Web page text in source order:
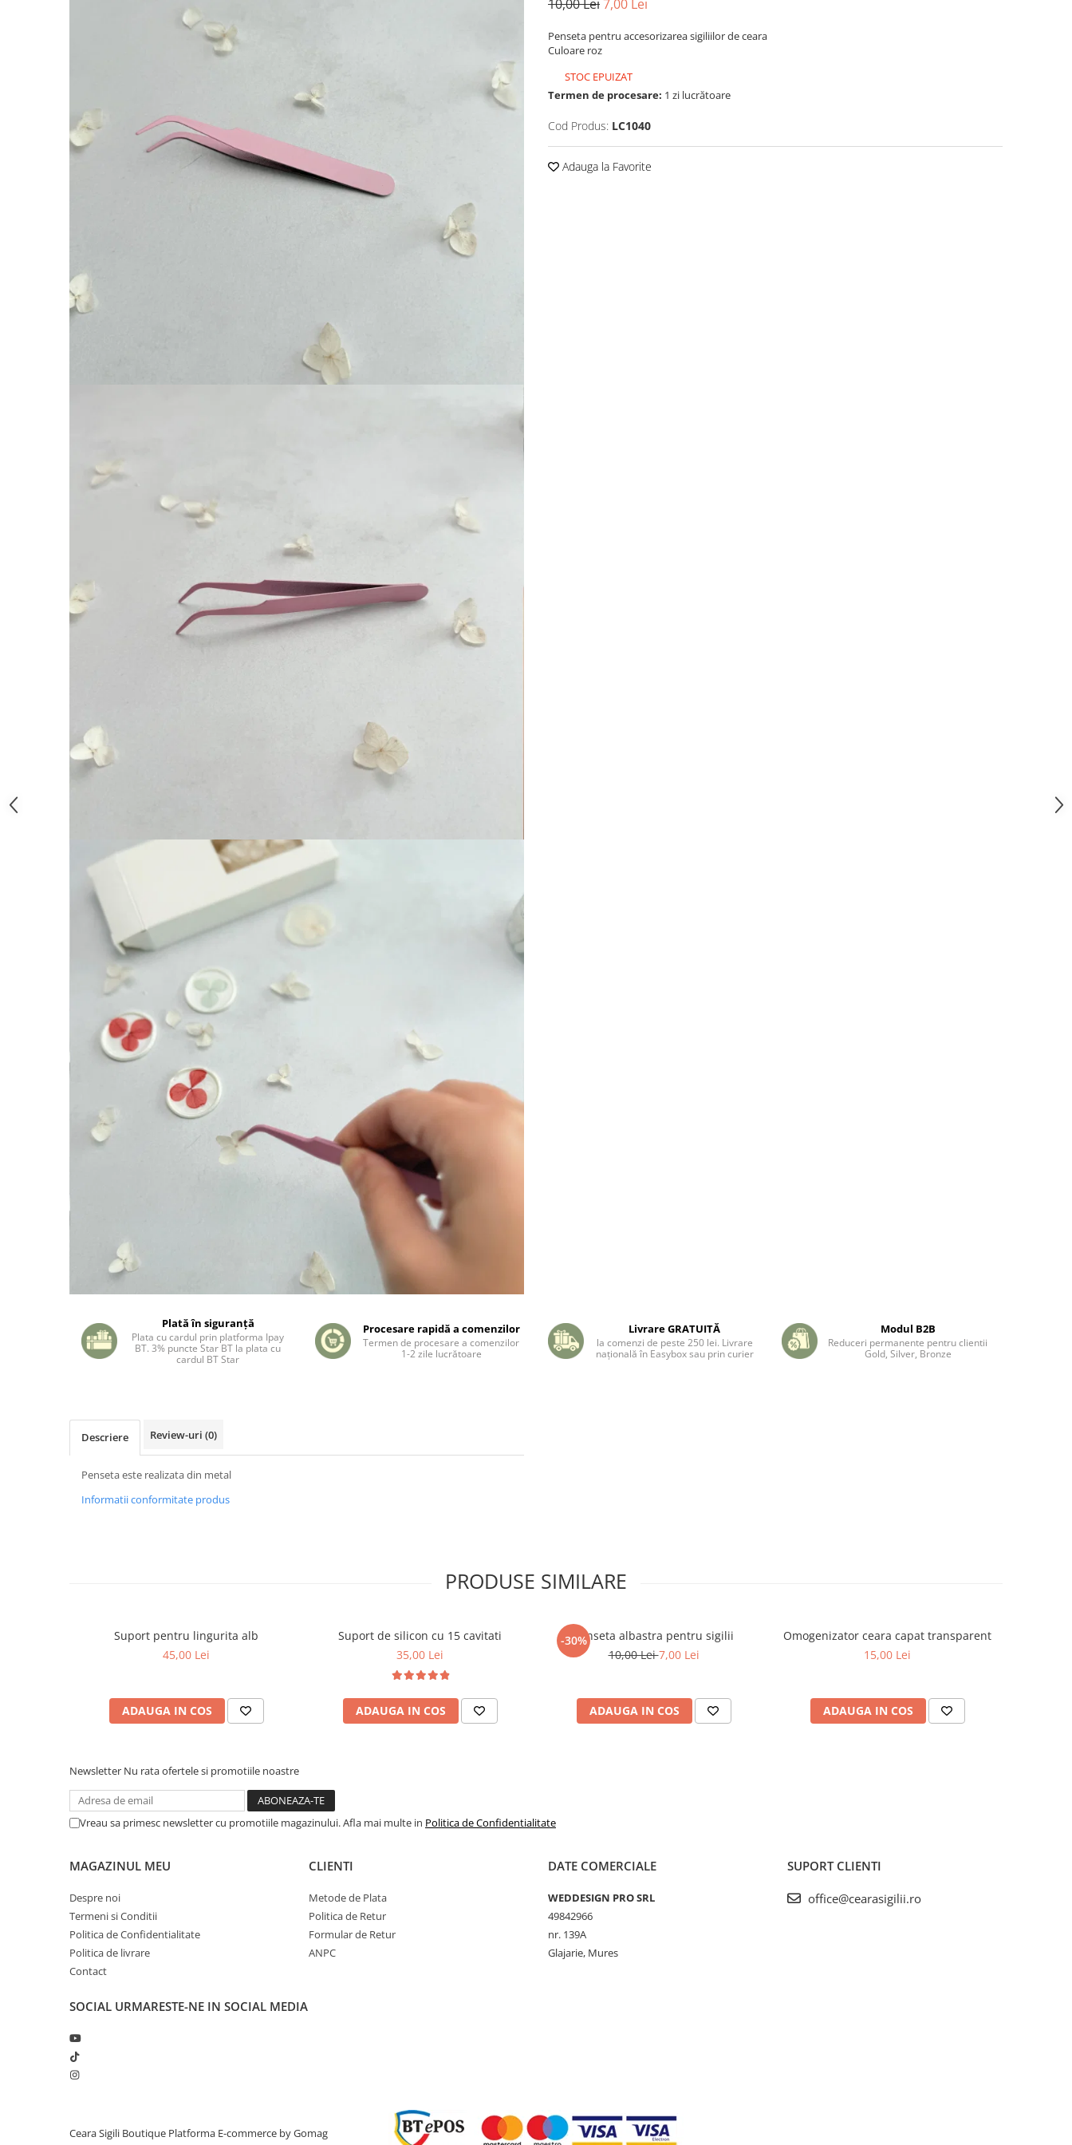
10,00 Lei7,00 Lei
Penseta pentru accesorizarea sigiliilor de ceara
Culoare roz
STOC EPUIZAT
Termen de procesare: 1 zi lucrătoare
Cod Produs: LC1040
Adauga la Favorite
Plată în siguranță
Plata cu cardul prin platforma Ipay
BT. 3% puncte Star BT la plata cu
cardul BT Star
Procesare rapidă a comenzilor
Termen de procesare a comenzilor
1-2 zile lucrătoare
Livrare GRATUITĂ
la comenzi de peste 250 lei. Livrare
națională în Easybox sau prin curier
Modul B2B
Reduceri permanente pentru clientii
Gold, Silver, Bronze
Descriere Review-uri (0)
Penseta este realizata din metal
Informatii conformitate produs
PRODUSE SIMILARE
Suport pentru lingurita alb
45,00 Lei
ADAUGA IN COS
Suport de silicon cu 15 cavitati
35,00 Lei
ADAUGA IN COS
-30%Penseta albastra pentru sigilii
10,00 Lei7,00 Lei
ADAUGA IN COS
Omogenizator ceara capat transparent
15,00 Lei
ADAUGA IN COS
Newsletter Nu rata ofertele si promotiile noastre
Vreau sa primesc newsletter cu promotiile magazinului. Afla mai multe in Politica de Confidentialitate
MAGAZINUL MEU
Despre noi
Termeni si Conditii
Politica de Confidentialitate
Politica de livrare
Contact
CLIENTI
Metode de Plata
Politica de Retur
Formular de Retur
ANPC
DATE COMERCIALE
WEDDESIGN PRO SRL
49842966
nr. 139A
Glajarie, Mures
SUPORT CLIENTI
office@cearasigilii.ro
SOCIAL URMARESTE-NE IN SOCIAL MEDIA
Ceara Sigili Boutique Platforma E-commerce by Gomag